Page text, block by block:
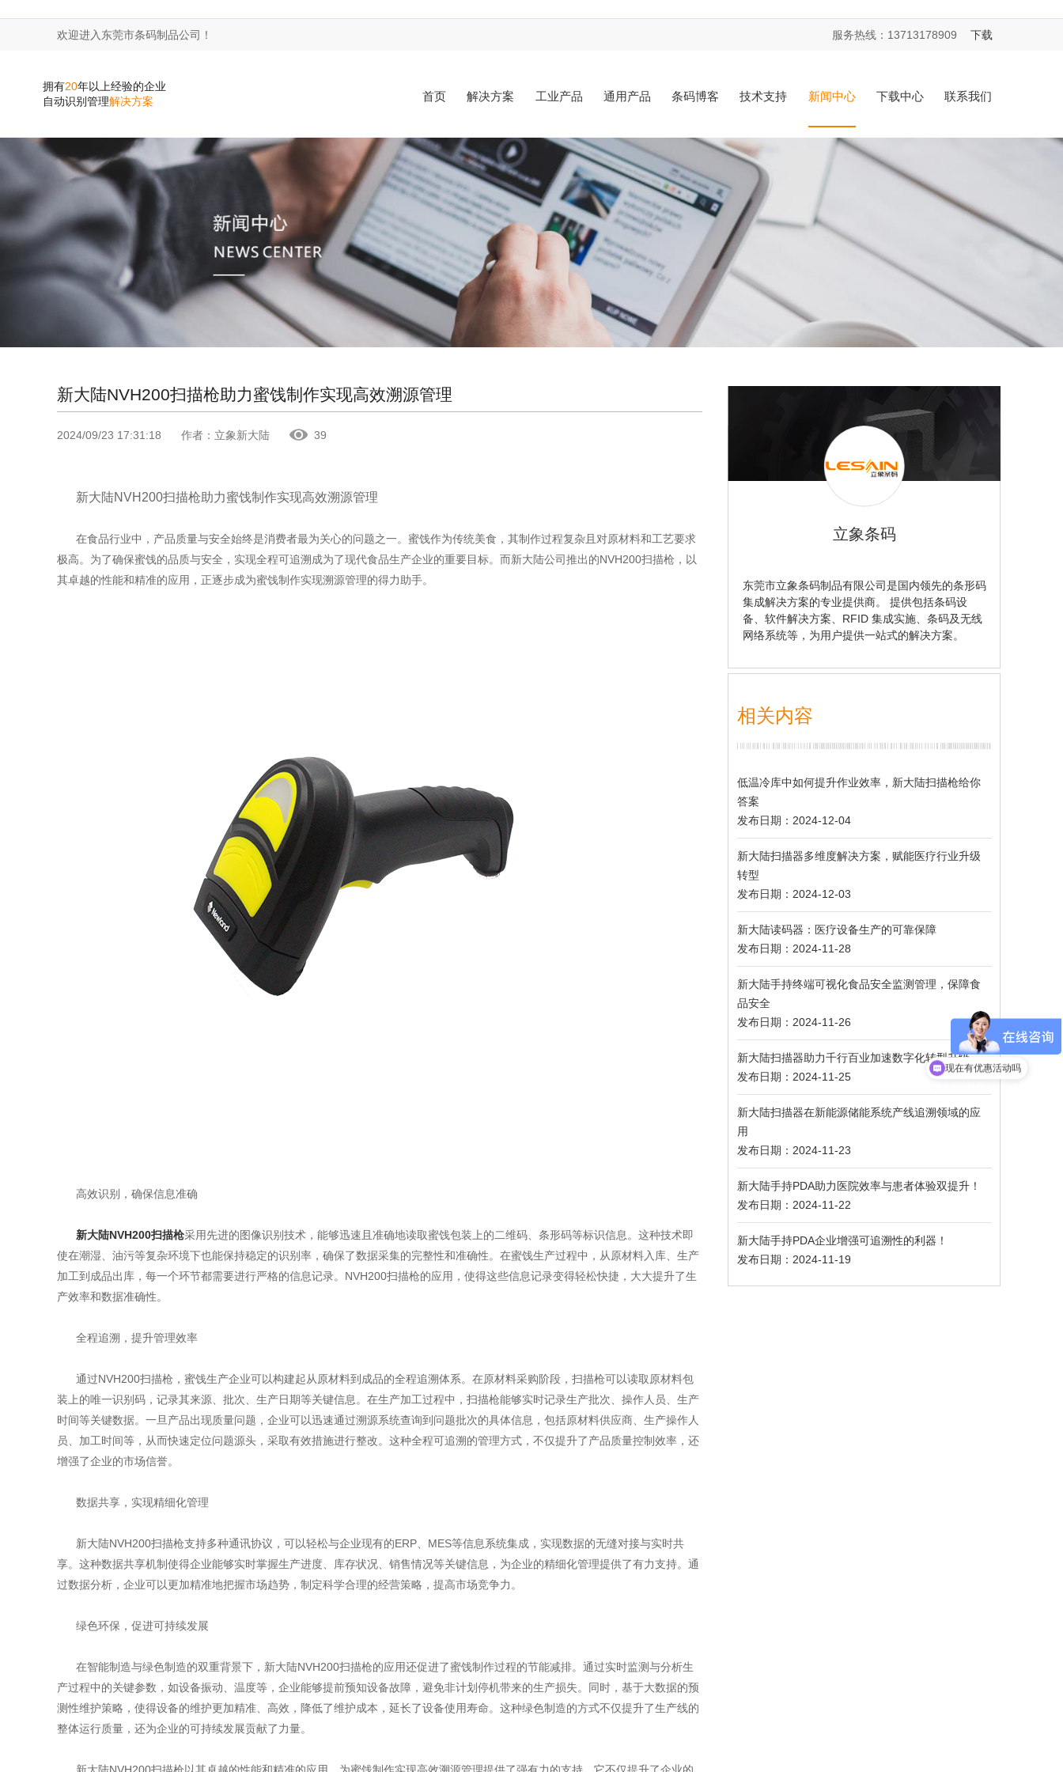
欢迎进入东莞市条码制品公司！ 服务热线： 13713178909 下载
拥有20年以上经验的企业
自动识别管理解决方案 首页 解决方案 工业产品 通用产品 条码博客 技术支持 新闻中心 下载中心 联系我们
新大陆NVH200扫描枪助力蜜饯制作实现高效溯源管理
2024/09/23 17:31:18 作者：立象新大陆 39
新大陆NVH200扫描枪助力蜜饯制作实现高效溯源管理
在食品行业中，产品质量与安全始终是消费者最为关心的问题之一。蜜饯作为传统美食，其制作过程复杂且对原材料和工艺要求
极高。为了确保蜜饯的品质与安全，实现全程可追溯成为了现代食品生产企业的重要目标。而新大陆公司推出的NVH200扫描枪，以
其卓越的性能和精准的应用，正逐步成为蜜饯制作实现溯源管理的得力助手。
高效识别，确保信息准确
新大陆NVH200扫描枪采用先进的图像识别技术，能够迅速且准确地读取蜜饯包装上的二维码、条形码等标识信息。这种技术即
使在潮湿、油污等复杂环境下也能保持稳定的识别率，确保了数据采集的完整性和准确性。在蜜饯生产过程中，从原材料入库、生产
加工到成品出库，每一个环节都需要进行严格的信息记录。NVH200扫描枪的应用，使得这些信息记录变得轻松快捷，大大提升了生
产效率和数据准确性。
全程追溯，提升管理效率
通过NVH200扫描枪，蜜饯生产企业可以构建起从原材料到成品的全程追溯体系。在原材料采购阶段，扫描枪可以读取原材料包
装上的唯一识别码，记录其来源、批次、生产日期等关键信息。在生产加工过程中，扫描枪能够实时记录生产批次、操作人员、生产
时间等关键数据。一旦产品出现质量问题，企业可以迅速通过溯源系统查询到问题批次的具体信息，包括原材料供应商、生产操作人
员、加工时间等，从而快速定位问题源头，采取有效措施进行整改。这种全程可追溯的管理方式，不仅提升了产品质量控制效率，还
增强了企业的市场信誉。
数据共享，实现精细化管理
新大陆NVH200扫描枪支持多种通讯协议，可以轻松与企业现有的ERP、MES等信息系统集成，实现数据的无缝对接与实时共
享。这种数据共享机制使得企业能够实时掌握生产进度、库存状况、销售情况等关键信息，为企业的精细化管理提供了有力支持。通
过数据分析，企业可以更加精准地把握市场趋势，制定科学合理的经营策略，提高市场竞争力。
绿色环保，促进可持续发展
在智能制造与绿色制造的双重背景下，新大陆NVH200扫描枪的应用还促进了蜜饯制作过程的节能减排。通过实时监测与分析生
产过程中的关键参数，如设备振动、温度等，企业能够提前预知设备故障，避免非计划停机带来的生产损失。同时，基于大数据的预
测性维护策略，使得设备的维护更加精准、高效，降低了维护成本，延长了设备使用寿命。这种绿色制造的方式不仅提升了生产线的
整体运行质量，还为企业的可持续发展贡献了力量。
新大陆NVH200扫描枪以其卓越的性能和精准的应用，为蜜饯制作实现高效溯源管理提供了强有力的支持。它不仅提升了企业的
立象条码
东莞市立象条码制品有限公司是国内领先的条形码
集成解决方案的专业提供商。 提供包括条码设
备、软件解决方案、RFID 集成实施、条码及无线
网络系统等，为用户提供一站式的解决方案。
相关内容
低温冷库中如何提升作业效率，新大陆扫描枪给你
答案
发布日期：2024-12-04
新大陆扫描器多维度解决方案，赋能医疗行业升级
转型
发布日期：2024-12-03
新大陆读码器：医疗设备生产的可靠保障
发布日期：2024-11-28
新大陆手持终端可视化食品安全监测管理，保障食
品安全
发布日期：2024-11-26
新大陆扫描器助力千行百业加速数字化转型升级
发布日期：2024-11-25
新大陆扫描器在新能源储能系统产线追溯领域的应
用
发布日期：2024-11-23
新大陆手持PDA助力医院效率与患者体验双提升！
发布日期：2024-11-22
新大陆手持PDA企业增强可追溯性的利器！
发布日期：2024-11-19
现在有优惠活动吗